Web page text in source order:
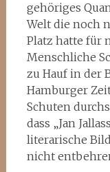
gehöriges
Welt die noch
Platz hatte für
Menschliche
zu Hauf in der
Hamburger
Schuten
dass „Jan
literarische
nicht